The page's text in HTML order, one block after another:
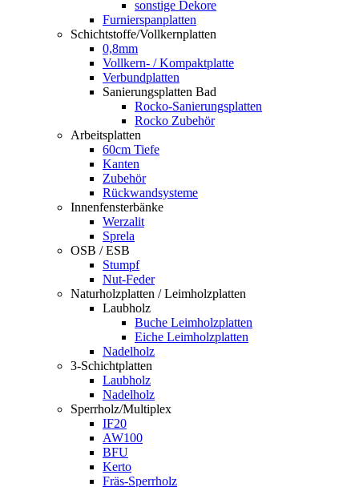
sonstige Dekore
Furnierspanplatten
Schichtstoffe/Vollkernplatten
0,8mm
Vollkern- / Kompaktplatte
Verbundplatten
Sanierungsplatten Bad
Rocko-Sanierungsplatten
Rocko Zubehör
Arbeitsplatten
60cm Tiefe
Kanten
Zubehör
Rückwandsysteme
Innenfensterbänke
Werzalit
Sprela
OSB / ESB
Stumpf
Nut-Feder
Naturholzplatten / Leimholzplatten
Laubholz
Buche Leimholzplatten
Eiche Leimholzplatten
Nadelholz
3-Schichtplatten
Laubholz
Nadelholz
Sperrholz/Multiplex
IF20
AW100
BFU
Kerto
Fräs-Sperrholz